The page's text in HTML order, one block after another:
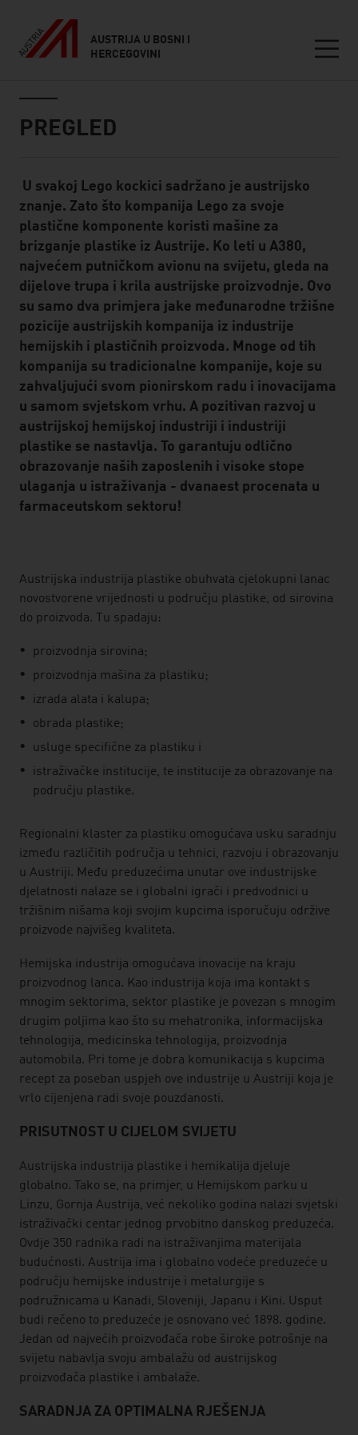
AUSTRIJA U BOSNI I
HERCEGOVINI
PREGLED
Standard Content Module
U svakoj Lego kockici sadržano je austrijsko
znanje. Zato što kompanija Lego za svoje
plastične komponente koristi mašine za
brizganje plastike iz Austrije. Ko leti u A380,
najvećem putničkom avionu na svijetu, gleda na
dijelove trupa i krila austrijske proizvodnje. Ovo
su samo dva primjera jake međunarodne tržišne
pozicije austrijskih kompanija iz industrije
hemijskih i plastičnih proizvoda. Mnoge od tih
kompanija su tradicionalne kompanije, koje su
zahvaljujući svom pionirskom radu i inovacijama
u samom svjetskom vrhu. A pozitivan razvoj u
austrijskoj hemijskoj industriji i industriji
plastike se nastavlja. To garantuju odlično
obrazovanje naših zaposlenih i visoke stope
ulaganja u istraživanja - dvanaest procenata u
farmaceutskom sektoru!
listen
Austrijska industrija plastike obuhvata cjelokupni lanac
novostvorene vrijednosti u području plastike, od sirovina
do proizvoda. Tu spadaju:
proizvodnja sirovina;
proizvodnja mašina za plastiku;
izrada alata i kalupa;
obrada plastike;
usluge specifične za plastiku i
istraživačke institucije, te institucije za obrazovanje na
području plastike.
Regionalni klaster za plastiku omogućava usku saradnju
između različitih područja u tehnici, razvoju i obrazovanju
u Austriji. Među preduzećima unutar ove industrijske
djelatnosti nalaze se i globalni igrači i predvodnici u
tržišnim nišama koji svojim kupcima isporučuju održive
proizvode najvišeg kvaliteta.
Hemijska industrija omogućava inovacije na kraju
proizvodnog lanca. Kao industrija koja ima kontakt s
mnogim sektorima, sektor plastike je povezan s mnogim
drugim poljima kao što su mehatronika, informacijska
tehnologija, medicinska tehnologija, proizvodnja
automobila. Pri tome je dobra komunikacija s kupcima
recept za poseban uspjeh ove industrije u Austriji koja je
vrlo cijenjena radi svoje pouzdanosti.
PRISUTNOST U CIJELOM SVIJETU
Austrijska industrija plastike i hemikalija djeluje
globalno. Tako se, na primjer, u Hemijskom parku u
Linzu, Gornja Austrija, već nekoliko godina nalazi svjetski
istraživački centar jednog prvobitno danskog preduzeća.
Ovdje 350 radnika radi na istraživanjima materijala
budućnosti. Austrija ima i globalno vodeće preduzeće u
području hemijske industrije i metalurgije s
podružnicama u Kanadi, Sloveniji, Japanu i Kini. Usput
budi rečeno to preduzeće je osnovano već 1898. godine.
Jedan od najvećih proizvođača robe široke potrošnje na
svijetu nabavlja svoju ambalažu od austrijskog
proizvođača plastike i ambalaže.
SARADNJA ZA OPTIMALNA RJEŠENJA